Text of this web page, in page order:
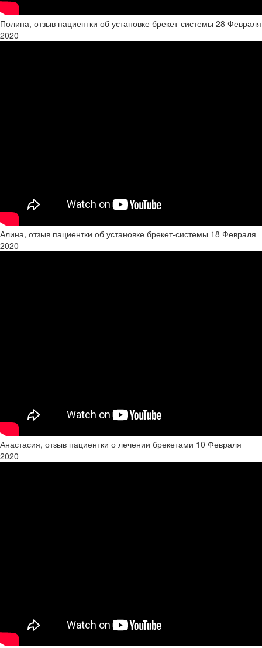
Полина, отзыв пациентки об установке брекет-системы 28 Февраля
2020
Алина, отзыв пациентки об установке брекет-системы 18 Февраля
2020
Анастасия, отзыв пациентки о лечении брекетами 10 Февраля
2020